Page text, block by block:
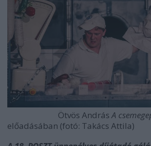
Ötvös AndrásA
előadásában (fotó: Takács Attila)